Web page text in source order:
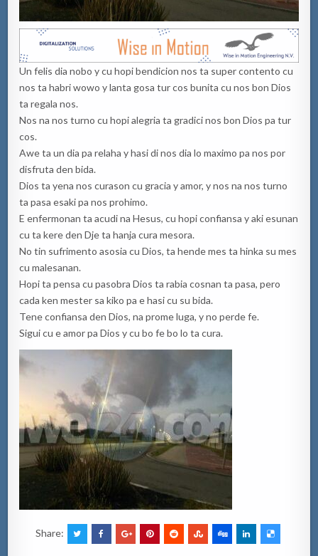
Un felis dia nobo y cu hopi bendicion nos ta super contento cu
nos ta habri wowo y lanta gosa tur cos bunita cu nos bon Dios
ta regala nos.
Nos na nos turno cu hopi alegria ta gradici nos bon Dios pa tur
cos.
Awe ta un dia pa relaha y hasi di nos dia lo maximo pa nos por
disfruta den bida.
Dios ta yena nos curason cu gracia y amor, y nos na nos turno
ta pasa esaki pa nos prohimo.
E enfermonan ta acudi na Hesus, cu hopi confiansa y aki esunan
cu ta kere den Dje ta hanja cura mesora.
No tin sufrimento asosia cu Dios, ta hende mes ta hinka su mes
cu malesanan.
Hopi ta pensa cu pasobra Dios ta rabia cosnan ta pasa, pero
cada ken mester sa kiko pa e hasi cu su bida.
Tene confiansa den Dios, na prome luga, y no perde fe.
Sigui cu e amor pa Dios y cu bo fe bo lo ta cura.
Share: